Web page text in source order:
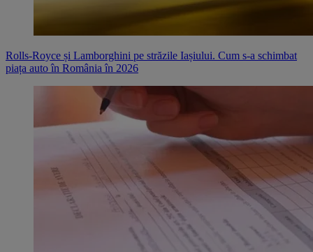
Rolls-Royce și Lamborghini pe străzile Iașiului. Cum s-a schimbat
piața auto în România în 2026